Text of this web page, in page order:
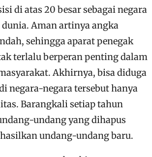
di atas 20 besar sebagai negara
Aman artinya angka
sehingga aparat penegak
terlalu berperan penting dalam
Akhirnya, bisa diduga
negara-negara tersebut hanya
Barangkali setiap tahun
undang yang dihapus
undang-undang baru.